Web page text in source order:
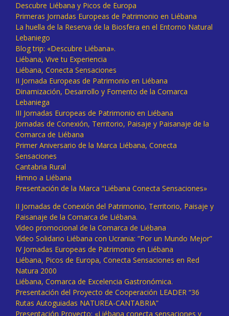
Descubre Liébana y Picos de Europa
Primeras Jornadas Europeas de Patrimonio en Liébana
La huella de la Reserva de la Biosfera en el Entorno Natural
Lebaniego
Blog trip: «Descubre Liébana».
Liébana, Vive tu Experiencia
Liébana, Conecta Sensaciones
II Jornada Europeas de Patrimonio en Liébana
Dinamización, Desarrollo y Fomento de la Comarca
Lebaniega
III Jornadas Europeas de Patrimonio en Liébana
Jornadas de Conexión, Territorio, Paisaje y Paisanaje de la
Comarca de Liébana
Primer Aniversario de la Marca Liébana, Conecta
Sensaciones
Cantabria Rural
Himno a Liébana
Presentación de la Marca “Liébana Conecta Sensaciones»
II Jornadas de Conexión del Patrimonio, Territorio, Paisaje y
Paisanaje de la Comarca de Liébana.
Vídeo promocional de la Comarca de Liébana
Vídeo Solidario Liébana con Ucrania: “Por un Mundo Mejor”
IV Jornadas Europeas de Patrimonio en Liébana
Liébana, Picos de Europa, Conecta Sensaciones en Red
Natura 2000
Liébana, Comarca de Excelencia Gastronómica.
Presentación del Proyecto de Cooperación LEADER “36
Rutas Autoguiadas NATUREA-CANTABRIA”
Presentación Proyecto: «Liébana conecta sensaciones y